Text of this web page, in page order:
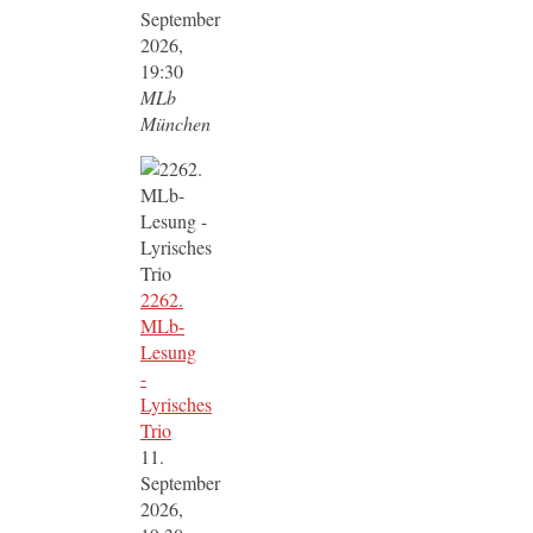
September
2026,
19:30
MLb
München
2262.
MLb-
Lesung
-
Lyrisches
Trio
11.
September
2026,